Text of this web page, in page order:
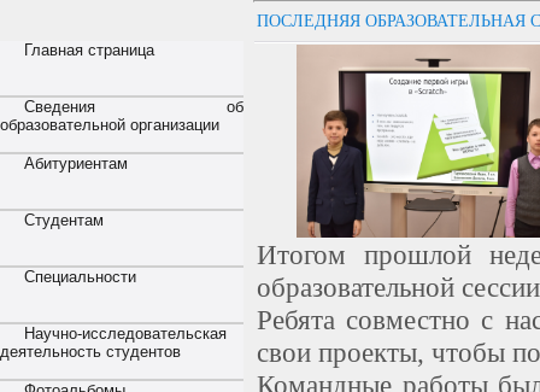
Главная страница
Сведения об
образовательной организации
Абитуриентам
Студентам
Специальности
Научно-исследовательская
деятельность студентов
ПОСЛЕДНЯЯ ОБРАЗОВАТЕЛЬНАЯ
Итогом прошлой
образовательной
Ребята совместно с
свои проекты, чтобы
Командные работы